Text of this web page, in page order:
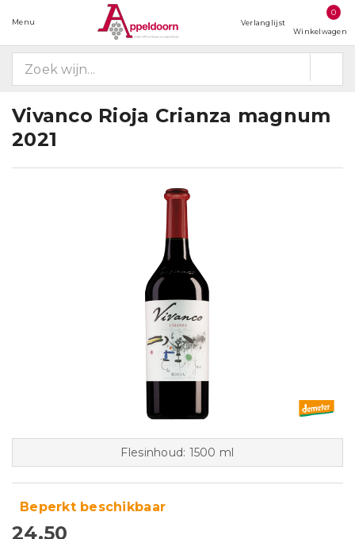
Menu Verlanglijst
0
Winkelwagen
Vivanco Rioja Crianza magnum
2021
Flesinhoud: 1500 ml
Beperkt beschikbaar
24,50